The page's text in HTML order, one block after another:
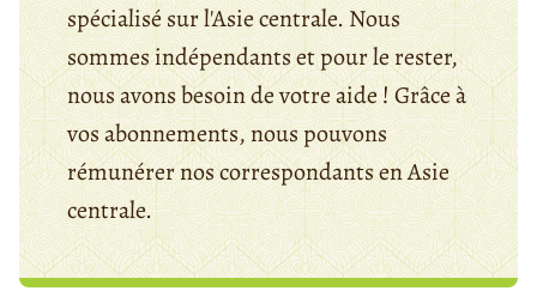
spécialisé sur l'Asie centrale. Nous
sommes indépendants et pour le rester,
nous avons besoin de votre aide ! Grâce à
vos abonnements, nous pouvons
rémunérer nos correspondants en Asie
centrale.